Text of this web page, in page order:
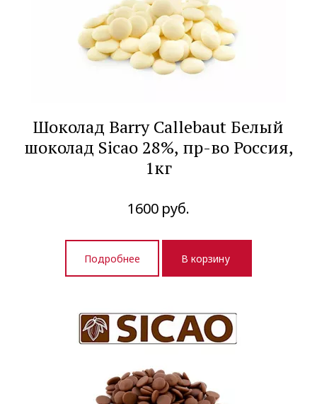
Шоколад Barry Callebaut Белый
шоколад Sicao 28%, пр-во Россия,
1кг
1600 руб.
Подробнее В корзину